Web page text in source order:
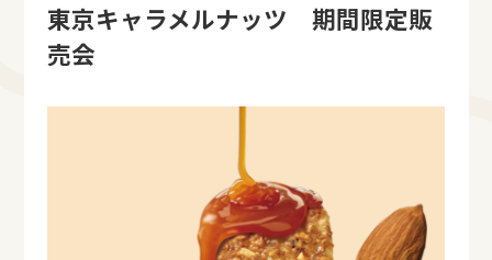
東京キャラメルナッツ 期間限定販
売会